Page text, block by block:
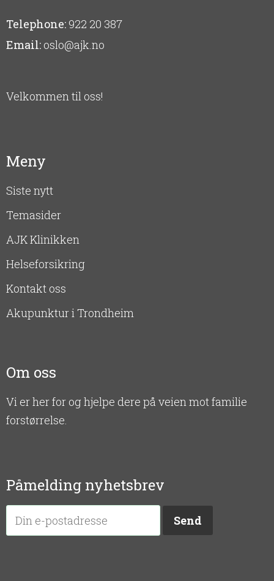
Telephone: 922 20 387
Email: oslo@ajk.no
Velkommen til oss!
Meny
Siste nytt
Temasider
AJK Klinikken
Helseforsikring
Kontakt oss
Akupunktur i Trondheim
Om oss
Vi er her for og hjelpe dere på veien mot familie
forstørrelse.
Påmelding nyhetsbrev